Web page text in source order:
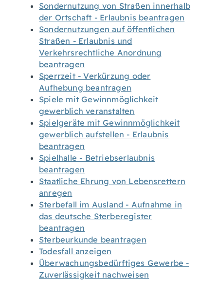
Sondernutzung von Straßen innerhalb
der Ortschaft - Erlaubnis beantragen
Sondernutzungen auf öffentlichen
Straßen - Erlaubnis und
Verkehrsrechtliche Anordnung
beantragen
Sperrzeit - Verkürzung oder
Aufhebung beantragen
Spiele mit Gewinnmöglichkeit
gewerblich veranstalten
Spielgeräte mit Gewinnmöglichkeit
gewerblich aufstellen - Erlaubnis
beantragen
Spielhalle - Betriebserlaubnis
beantragen
Staatliche Ehrung von Lebensrettern
anregen
Sterbefall im Ausland - Aufnahme in
das deutsche Sterberegister
beantragen
Sterbeurkunde beantragen
Todesfall anzeigen
Überwachungsbedürftiges Gewerbe -
Zuverlässigkeit nachweisen